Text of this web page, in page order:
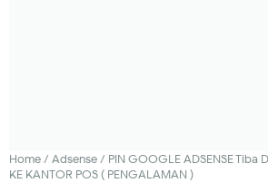
Home/ Adsense/ PIN GOOGLE ADSENSE Tiba
KE KANTOR POS ( PENGALAMAN )